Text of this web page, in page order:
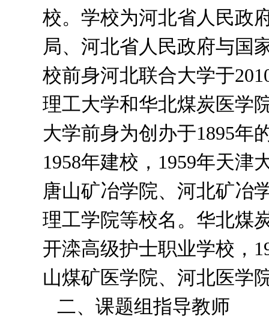
校。学校为河北省人民政
局、河北省人民政府与国
校前身河北联合大学于
理工大学和华北煤炭医学
大学前身为创办于1895年
1958年建校，1959年天津
唐山矿冶学院、河北矿冶
理工学院等校名。华北煤
开滦高级护士职业学校，
山煤矿医学院、河北医学
二、 课题组指导教师